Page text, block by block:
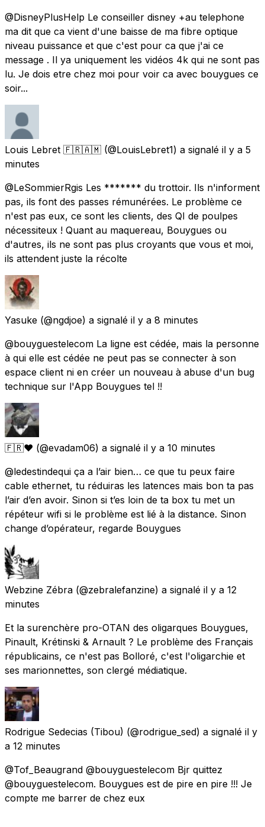
@DisneyPlusHelp Le conseiller disney +au telephone
ma dit que ca vient d'une baisse de ma fibre optique
niveau puissance et que c'est pour ca que j'ai ce
message . Il ya uniquement les vidéos 4k qui ne sont pas
lu. Je dois etre chez moi pour voir ca avec bouygues ce
soir...
Louis Lebret 🇫🇷🇦🇲 (@LouisLebret1) a signalé il y a 5
minutes
@LeSommierRgis Les ******* du trottoir. Ils n'informent
pas, ils font des passes rémunérées. Le problème ce
n'est pas eux, ce sont les clients, des QI de poulpes
nécessiteux ! Quant au maquereau, Bouygues ou
d'autres, ils ne sont pas plus croyants que vous et moi,
ils attendent juste la récolte
Yasuke (@ngdjoe) a signalé il y a 8 minutes
@bouyguestelecom La ligne est cédée, mais la personne
à qui elle est cédée ne peut pas se connecter à son
espace client ni en créer un nouveau à abuse d'un bug
technique sur l'App Bouygues tel !!
🇫🇷❤️ (@evadam06) a signalé il y a 10 minutes
@ledestindequi ça a l’air bien… ce que tu peux faire
cable ethernet, tu réduiras les latences mais bon ta pas
l’air d’en avoir. Sinon si t’es loin de ta box tu met un
répéteur wifi si le problème est lié à la distance. Sinon
change d’opérateur, regarde Bouygues
Webzine Zébra (@zebralefanzine) a signalé il y a 12
minutes
Et la surenchère pro-OTAN des oligarques Bouygues,
Pinault, Krétinski & Arnault ? Le problème des Français
républicains, ce n'est pas Bolloré, c'est l'oligarchie et
ses marionnettes, son clergé médiatique.
Rodrigue Sedecias (Tibou) (@rodrigue_sed) a signalé il y
a 12 minutes
@Tof_Beaugrand @bouyguestelecom Bjr quittez
@bouyguestelecom. Bouygues est de pire en pire !!! Je
compte me barrer de chez eux